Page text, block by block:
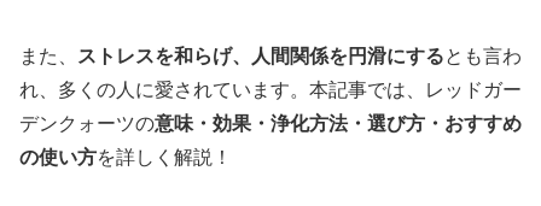
また、 ストレスを和らげ、人間関係を円滑にするとも言わ
れ、多くの人に愛されています。本記事では、レッドガー
デンクォーツの意味・効果・浄化方法・選び方・おすすめ
の使い方を詳しく解説！